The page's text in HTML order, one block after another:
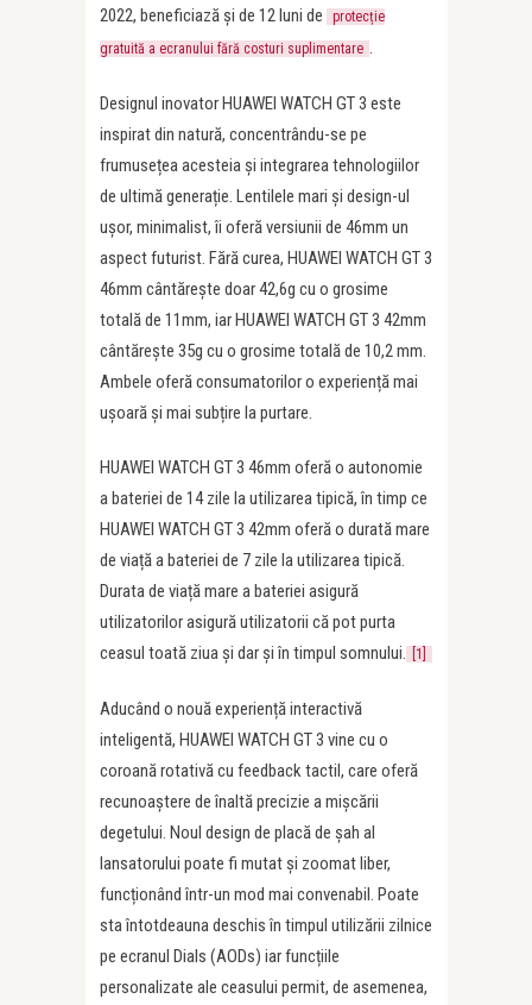
2022, beneficiază și de 12 luni de
protecție
gratuită a ecranului fără costuri suplimentare .
Designul inovator HUAWEI WATCH GT 3 este
inspirat din natură, concentrându-se pe
frumusețea acesteia și integrarea tehnologiilor
de ultimă generație. Lentilele mari și design-ul
ușor, minimalist, îi oferă versiunii de 46mm un
aspect futurist. Fără curea, HUAWEI WATCH GT 3
46mm cântărește doar 42,6g cu o grosime
totală de 11mm, iar HUAWEI WATCH GT 3 42mm
cântărește 35g cu o grosime totală de 10,2 mm.
Ambele oferă consumatorilor o experiență mai
ușoară și mai subțire la purtare.
HUAWEI WATCH GT 3 46mm oferă o autonomie
a bateriei de 14 zile la utilizarea tipică, în timp ce
HUAWEI WATCH GT 3 42mm oferă o durată mare
de viață a bateriei de 7 zile la utilizarea tipică.
Durata de viață mare a bateriei asigură
utilizatorilor asigură utilizatorii că pot purta
ceasul toată ziua și dar și în timpul somnului.
[1]
Aducând o nouă experiență interactivă
inteligentă, HUAWEI WATCH GT 3 vine cu o
coroană rotativă cu feedback tactil, care oferă
recunoaștere de înaltă precizie a mișcării
degetului. Noul design de placă de șah al
lansatorului poate fi mutat și zoomat liber,
funcționând într-un mod mai convenabil. Poate
sta întotdeauna deschis în timpul utilizării zilnice
pe ecranul Dials (AODs) iar funcțiile
personalizate ale ceasului permit, de asemenea,